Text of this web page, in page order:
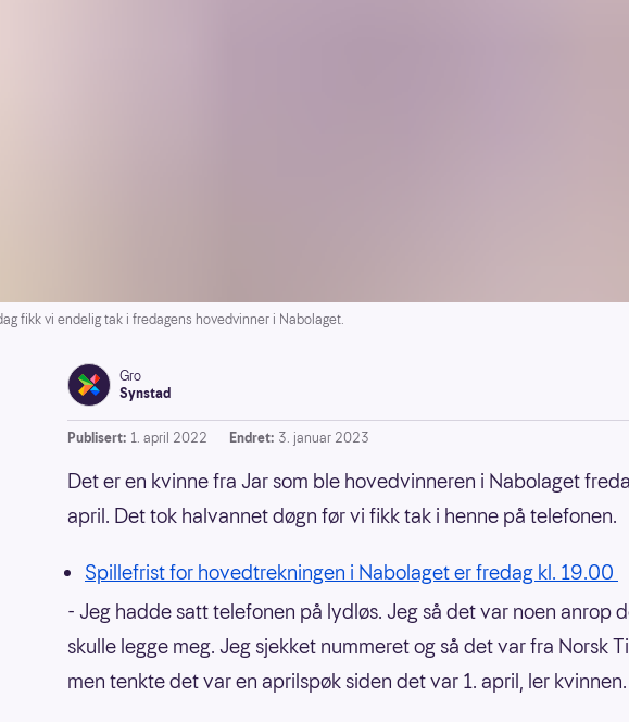
fikk vi endelig tak i fredagens hovedvinner i Nabolaget.
Gro
Synstad
Publisert: 1. april 2022 Endret: 3. januar 2023
Det er en kvinne fra Jar som ble hovedvinneren i Nabolaget
april. Det tok halvannet døgn før vi fikk tak i henne på telefonen.
Spillefrist for hovedtrekningen i Nabolaget er fredag kl. 19.00
- Jeg hadde satt telefonen på lydløs. Jeg så det var noen anrop
skulle legge meg. Jeg sjekket nummeret og så det var fra Norsk
men tenkte det var en aprilspøk siden det var 1. april, ler kvinnen.